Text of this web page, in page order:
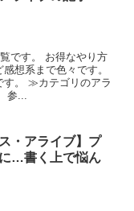
です。 お得なやり方
想系まで色々です。
す。 ≫カテゴリのアラ
参...
・アライブ】プ
…書く上で悩ん